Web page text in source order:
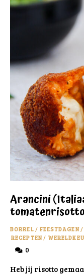
Arancini
BORREL / FEESTDAGEN/
RECEPTEN/
0
Heb jij risotto